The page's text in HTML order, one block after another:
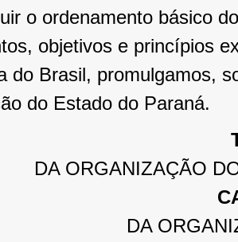
o ordenamento básico
objetivos e princípios
do Brasil, promulgamos,
do Estado do Paraná.
DA ORGANIZAÇÃO
DA